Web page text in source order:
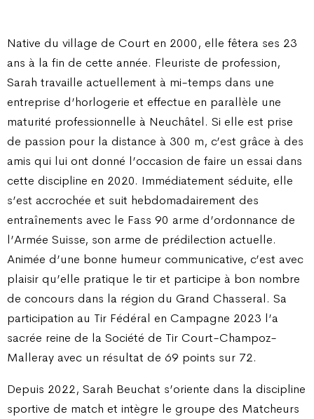
Native du village de Court en 2000, elle fêtera ses 23
ans à la fin de cette année. Fleuriste de profession,
Sarah travaille actuellement à mi-temps dans une
entreprise d’horlogerie et effectue en parallèle une
maturité professionnelle à Neuchâtel. Si elle est prise
de passion pour la distance à 300 m, c’est grâce à des
amis qui lui ont donné l’occasion de faire un essai dans
cette discipline en 2020. Immédiatement séduite, elle
s’est accrochée et suit hebdomadairement des
entraînements avec le Fass 90 arme d’ordonnance de
l’Armée Suisse, son arme de prédilection actuelle.
Animée d’une bonne humeur communicative, c’est avec
plaisir qu’elle pratique le tir et participe à bon nombre
de concours dans la région du Grand Chasseral. Sa
participation au Tir Fédéral en Campagne 2023 l’a
sacrée reine de la Société de Tir Court-Champoz-
Malleray avec un résultat de 69 points sur 72.
Depuis 2022, Sarah Beuchat s’oriente dans la discipline
sportive de match et intègre le groupe des Matcheurs